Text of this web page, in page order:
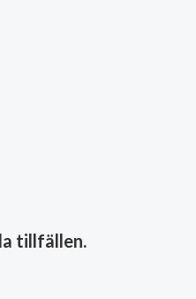
tillfällen.